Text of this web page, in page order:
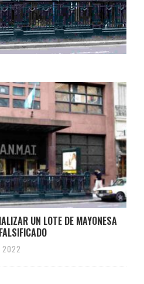
UN LOTE DE MAYONESA
2022